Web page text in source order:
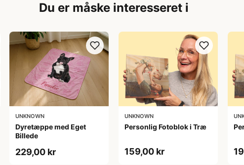
Du er måske interesseret i
UNKNOWN
Dyretæppe med Eget
Billede
229,00 kr
UNKNOWN
Personlig Fotoblok i Træ
159,00 kr